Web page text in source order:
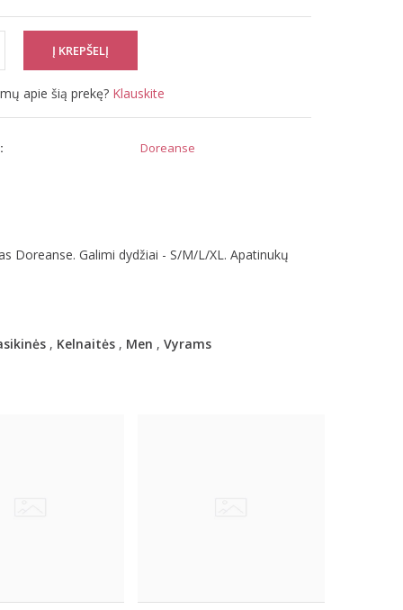
apie šią prekę? Klauskite
Doreanse
Doreanse. Galimi dydžiai - S/M/L/XL. Apatinukų
, Kelnaitės, Men , Vyrams